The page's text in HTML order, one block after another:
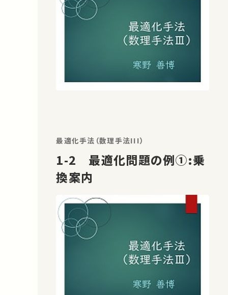
最適化手法（数理手法III）
1-2 最適化問題の例①:乗
換案内